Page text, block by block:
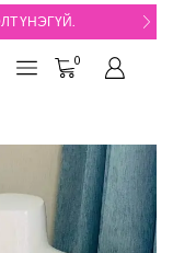
БЭЛЭГТЭЙ
0